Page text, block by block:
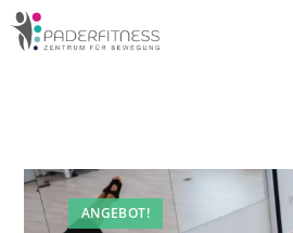
ANGEBOT!